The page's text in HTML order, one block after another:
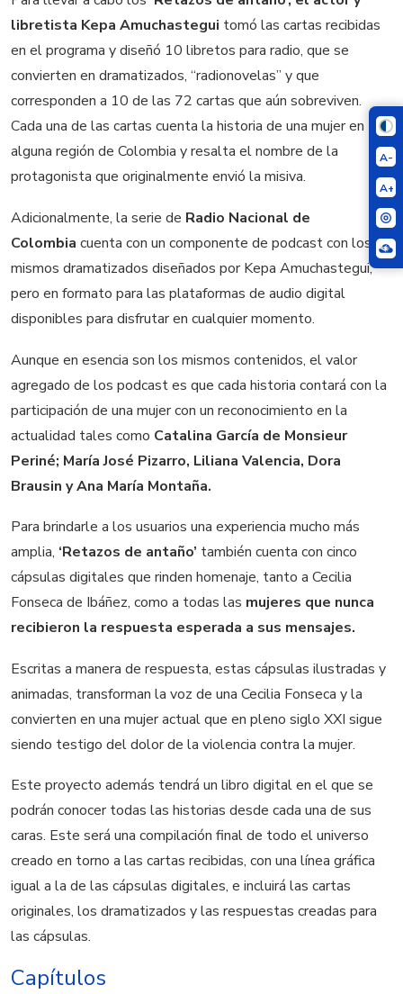
A-
A+
libretista Kepa Amuchastegui tomó las cartas recibidas
en el programa y diseñó 10 libretos para radio, que se
convierten en dramatizados, “radionovelas” y que
corresponden a 10 de las 72 cartas que aún sobreviven.
Cada una de las cartas cuenta la historia de una mujer en
alguna región de Colombia y resalta el nombre de la
protagonista que originalmente envió la misiva.
Adicionalmente, la serie de Radio Nacional de
Colombia cuenta con un componente de podcast con los
mismos dramatizados diseñados por Kepa Amuchastegui,
pero en formato para las plataformas de audio digital
disponibles para disfrutar en cualquier momento.
Aunque en esencia son los mismos contenidos, elvalor
agregado de los podcast es que cada historia contará con la
participación de una mujer con un reconocimiento en la
actualidad tales como Catalina García de Monsieur
Periné; María José Pizarro, Liliana Valencia, Dora
Brausin y Ana María Montaña.
Para brindarle a los usuarios una experiencia mucho más
amplia, ‘Retazos de antaño’ también cuenta con cinco
cápsulas digitales que rinden homenaje, tanto a Cecilia
Fonseca de Ibáñez, como a todas las mujeres que nunca
recibieron la respuesta esperada a sus mensajes.
Escritas a manera de respuesta, estas cápsulas ilustradas y
animadas, transforman la voz de una Cecilia Fonseca y la
convierten en una mujer actual que en pleno siglo XXI sigue
siendo testigo del dolor de la violencia contra la mujer.
Este proyecto además tendrá un libro digital en el que se
podrán conocer todas las historias desde cada una de sus
caras. Este será una compilación final de todo el universo
creado en torno a las cartas recibidas, con una línea gráfica
igual a la de las cápsulas digitales, e incluirá las cartas
originales, los dramatizados y las respuestas creadas para
las cápsulas.
Capítulos